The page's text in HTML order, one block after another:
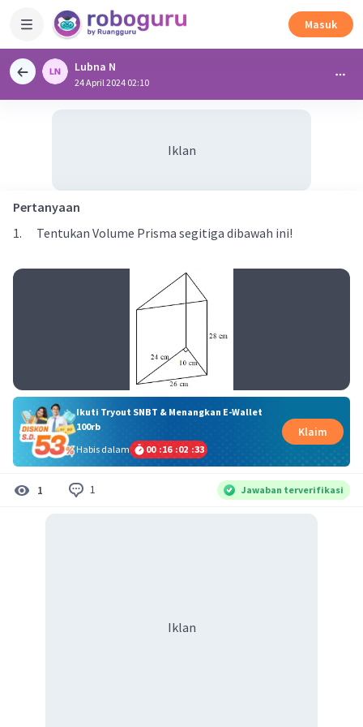
Masuk
Lubna N
24 April 2024 02:10
Iklan
Pertanyaan
1. Tentukan Volume Prisma segitiga dibawah ini!
Ikuti Tryout SNBT & Menangkan E-Wallet
100rb
Habis dalam
00 :16 :02 :33
Klaim
1 1 Jawaban terverifikasi
Iklan